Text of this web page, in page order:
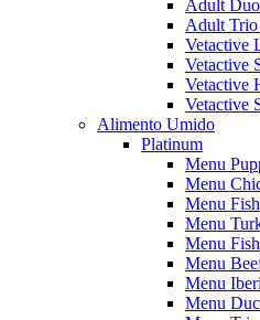
Adult
Adult
Vetactive
Vetactive
Vetactive
Vetactive
Alimento Umido
Platinum
Menu
Menu
Menu
Menu
Menu Fish
Menu
Menu
Menu